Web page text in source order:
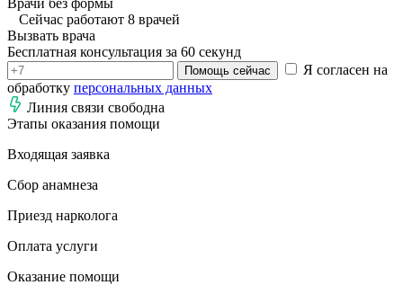
Сейчас работают 8 врачей
Вызвать врача
Бесплатная консультация за 60 секунд
Помощь сейчас
Я согласен на
обработку персональных данных
Линия связи свободна
Этапы оказания помощи
Входящая заявка
Сбор анамнеза
Приезд нарколога
Оплата услуги
Оказание помощи